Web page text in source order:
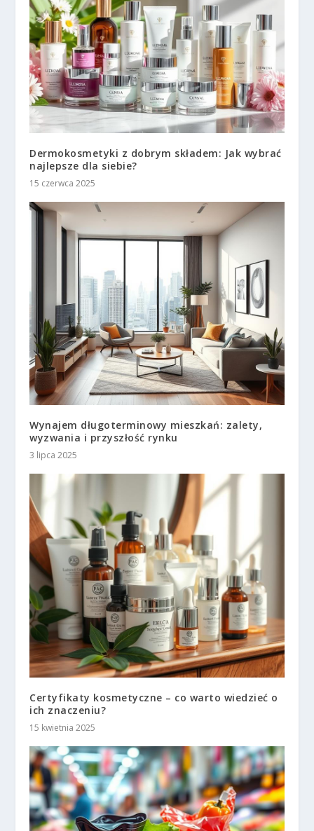
Dermokosmetyki z dobrym składem: Jak wybrać
najlepsze dla siebie?
15 czerwca 2025
Wynajem długoterminowy mieszkań: zalety,
wyzwania i przyszłość rynku
3 lipca 2025
Certyfikaty kosmetyczne – co warto wiedzieć o
ich znaczeniu?
15 kwietnia 2025